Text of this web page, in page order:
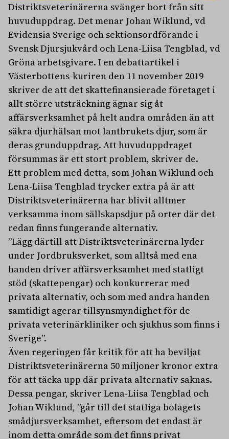
Distriktsveterinärerna svänger bort från sitt
huvuduppdrag. Det menar Johan Wiklund, vd
Evidensia Sverige och sektionsordförande i
Svensk Djursjukvård och Lena-Liisa Tengblad, vd
Gröna arbetsgivare. I en debattartikel i
Västerbottens-kuriren den 11 november 2019
skriver de att det skattefinansierade företaget i
allt större utsträckning ägnar sig åt
affärsverksamhet på helt andra områden än att
säkra djurhälsan mot lantbrukets djur, som är
deras grunduppdrag. Att huvuduppdraget
försummas är ett stort problem, skriver de.
Ett problem med detta, som Johan Wiklund och
Lena-Liisa Tengblad trycker extra på är att
Distriktsveterinärerna har blivit alltmer
verksamma inom sällskapsdjur på orter där det
redan finns fungerande alternativ.
”Lägg därtill att Distriktsveterinärerna lyder
under Jordbruksverket, som alltså med ena
handen driver affärsverksamhet med statligt
stöd (skattepengar) och konkurrerar med
privata alternativ, och som med andra handen
samtidigt agerar tillsynsmyndighet för de
privata veterinärkliniker och sjukhus som finns i
Sverige”.
Även regeringen får kritik för att ha beviljat
Distriktsveterinärerna 50 miljoner kronor extra
för att täcka upp där privata alternativ saknas.
Dessa pengar, skriver Lena-Liisa Tengblad och
Johan Wiklund, ”går till det statliga bolagets
smådjursverksamhet, eftersom det endast är
inom detta område som det finns privat